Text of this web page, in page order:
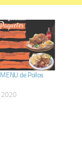
de Pollos
2020